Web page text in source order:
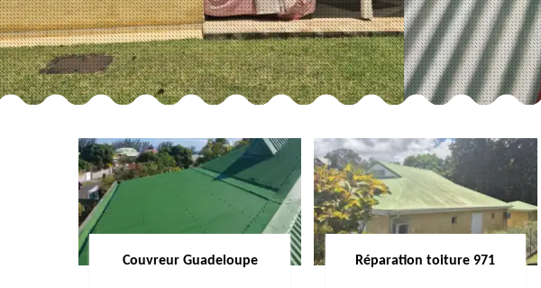
Couvreur Guadeloupe Réparation toiture 971